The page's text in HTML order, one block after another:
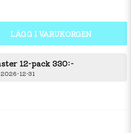
LÄGG I VARUKORGEN
12-pack 330:-
12-31